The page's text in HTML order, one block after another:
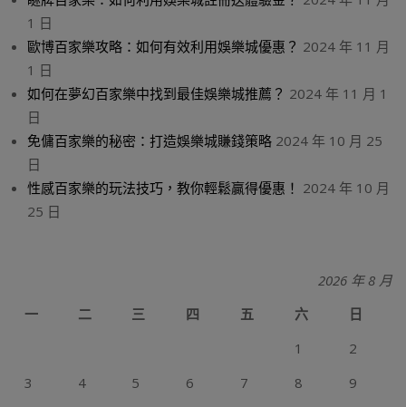
1 日
歐博百家樂攻略：如何有效利用娛樂城優惠？ 2024 年 11 月
1 日
如何在夢幻百家樂中找到最佳娛樂城推薦？ 2024 年 11 月 1
日
免傭百家樂的秘密：打造娛樂城賺錢策略 2024 年 10 月 25
日
性感百家樂的玩法技巧，教你輕鬆贏得優惠！ 2024 年 10 月
25 日
2026 年 8 月
一
二 三 四 五 六
日
1
2
3
4 5 6 7 8
9